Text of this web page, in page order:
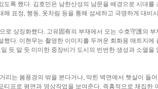
록 했다. 김호민은 남한산성의 남문을 배경으로 시대를
표정, 행동, 옷차림 등을 통해 섬세하고 극명하게 대비
로 상징화했다. 고유固有의 부재에서 오는 수호守護의 부
다. 이현무는 촬영한 이미지를 두꺼운 회화용 매트지에
듯 말 듯 미미한 중장비가 도시의 빈번한 생성과 소멸을
리는 봄풍경의 밖을 본다거나, 막힌 벽면에서 햇살이 들
티프로 평면과 영상작업을 보여준다. 즉흥적으로 채집한